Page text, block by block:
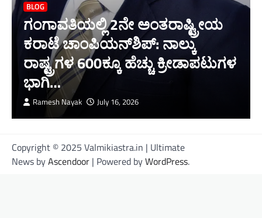
BLOG
ಗಂಗಾವತಿಯಲ್ಲಿ 2ನೇ ಅಂತರಾಷ್ಟ್ರೀಯ
ಕರಾಟೆ ಚಾಂಪಿಯನ್‌ಶಿಪ್: ನಾಲ್ಕು
ರಾಷ್ಟ್ರಗಳ 600ಕ್ಕೂ ಹೆಚ್ಚು ಕ್ರೀಡಾಪಟುಗಳ
ಭಾಗಿ…
Ramesh Nayak July 16, 2026
Copyright © 2025 Valmikiastra.in | Ultimate
News byAscendoor | Powered byWordPress.